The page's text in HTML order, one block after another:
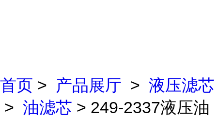
首页 > 产品展厅 > 液压滤芯
> 油滤芯 > 249-2337液压油